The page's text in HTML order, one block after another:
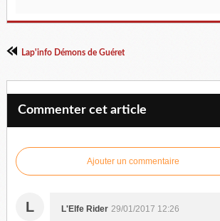
Lap'info Démons de Guéret
Commenter cet article
Ajouter un commentaire
L L'Elfe Rider 29/01/2017 12:26